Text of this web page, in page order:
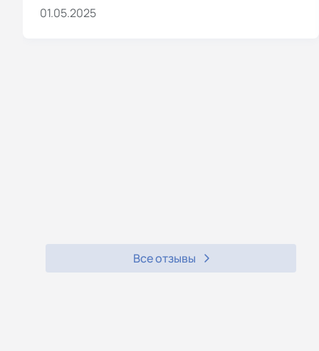
01.05.2025
Все отзывы